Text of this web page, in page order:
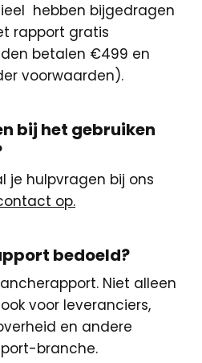
hebben bijgedragen
rapport gratis
betalen €499 en
voorwaarden).
bij het gebruiken
je hulpvragen bij ons
op.
bedoeld?
Niet alleen
voor leveranciers,
en andere
branche.